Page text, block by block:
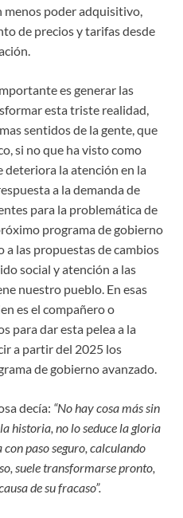
menos poder adquisitivo,
de precios y tarifas desde
es generar las
esta triste realidad,
sentidos de la gente, que
si no que ha visto como
deteriora la atención en la
a la demanda de
para la problemática de
programa de gobierno
a las propuestas de cambios
social y atención a las
nuestro pueblo. En esas
es el compañero o
para dar esta pelea a la
a partir del 2025 los
de gobierno avanzado.
decía: “No hay cosa más sin
historia, no lo seduce la gloria
paso seguro, calculando
suele transformarse pronto,
de su fracaso”.